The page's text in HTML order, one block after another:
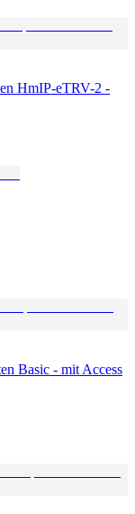
HmIP-eTRV-2 -
Basic - mit Access